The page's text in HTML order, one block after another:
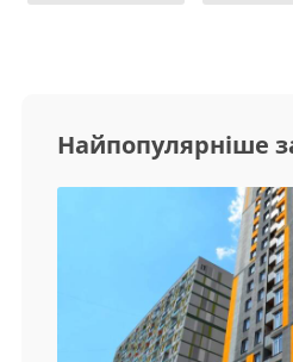
Найпопулярніше